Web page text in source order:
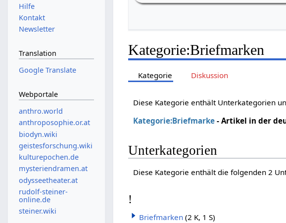
Kategorie:Briefmarken
Kategorie Diskussion
Diese Kategorie enthält Unterkategorien
Kategorie:Briefmarke - Artikel in der
Unterkategorien
Diese Kategorie enthält die folgenden 2
!
Briefmarken (2 K, 1 S)
Hilfe
Kontakt
Newsletter
Translation
Google Translate
Webportale
anthro.world
anthroposophie.or.at
biodyn.wiki
geistesforschung.wiki
kulturepochen.de
mysteriendramen.at
odysseetheater.at
rudolf-steiner-
online.de
steiner.wiki